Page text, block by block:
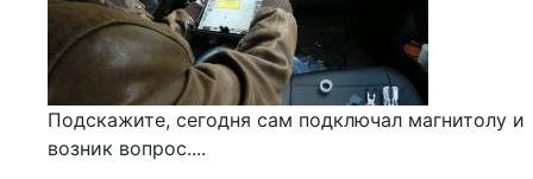
Подскажите, сегодня сам подключал магнитолу и
возник вопрос....